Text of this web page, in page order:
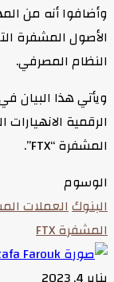
وأضافوا أنه من
الأصول المشفرة
النظام المصرفي.
ويأتي هذا البيان
الرقمية
المشفرة “FTX”.
الوسوم
البنوكالعملات
المشفرة FTX